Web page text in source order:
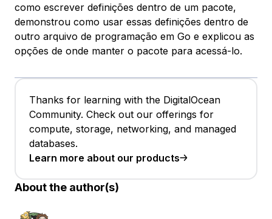
como escrever definições dentro de um pacote,
demonstrou como usar essas definições dentro de
outro arquivo de programação em Go e explicou as
opções de onde manter o pacote para acessá-lo.
Thanks for learning with the DigitalOcean
Community. Check out our offerings for
compute, storage, networking, and managed
databases.
Learn more about our products
About the author(s)